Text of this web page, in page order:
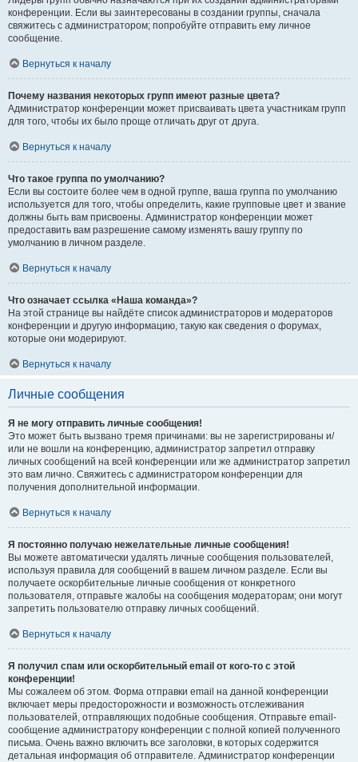
конференции. Если вы заинтересованы в создании группы, сначала
свяжитесь с администратором; попробуйте отправить ему личное
сообщение.
Вернуться к началу
Почему названия некоторых групп имеют разные цвета?
Администратор конференции может присваивать цвета участникам групп
для того, чтобы их было проще отличать друг от друга.
Вернуться к началу
Что такое группа по умолчанию?
Если вы состоите более чем в одной группе, ваша группа по умолчанию
используется для того, чтобы определить, какие групповые цвет и звание
должны быть вам присвоены. Администратор конференции может
предоставить вам разрешение самому изменять вашу группу по
умолчанию в личном разделе.
Вернуться к началу
Что означает ссылка «Наша команда»?
На этой странице вы найдёте список администраторов и модераторов
конференции и другую информацию, такую как сведения о форумах,
которые они модерируют.
Вернуться к началу
Личные сообщения
Я не могу отправить личные сообщения!
Это может быть вызвано тремя причинами: вы не зарегистрированы и/
или не вошли на конференцию, администратор запретил отправку
личных сообщений на всей конференции или же администратор запретил
это вам лично. Свяжитесь с администратором конференции для
получения дополнительной информации.
Вернуться к началу
Я постоянно получаю нежелательные личные сообщения!
Вы можете автоматически удалять личные сообщения пользователей,
используя правила для сообщений в вашем личном разделе. Если вы
получаете оскорбительные личные сообщения от конкретного
пользователя, отправьте жалобы на сообщения модераторам; они могут
запретить пользователю отправку личных сообщений.
Вернуться к началу
Я получил спам или оскорбительный email от кого-то с этой
конференции!
Мы сожалеем об этом. Форма отправки email на данной конференции
включает меры предосторожности и возможность отслеживания
пользователей, отправляющих подобные сообщения. Отправьте email-
сообщение администратору конференции с полной копией полученного
письма. Очень важно включить все заголовки, в которых содержится
детальная информация об отправителе. Администратор конференции